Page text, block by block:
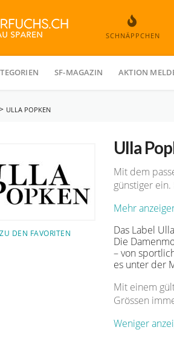
SCHNÄPPCHEN
SF-MAGAZIN AKTION
ULLA POPKEN
DEN FAVORITEN
Ulla
Mit dem
günstiger
Mehr
Das Label
Die
– von
es unter der
Mit einem
Grössen
Weniger